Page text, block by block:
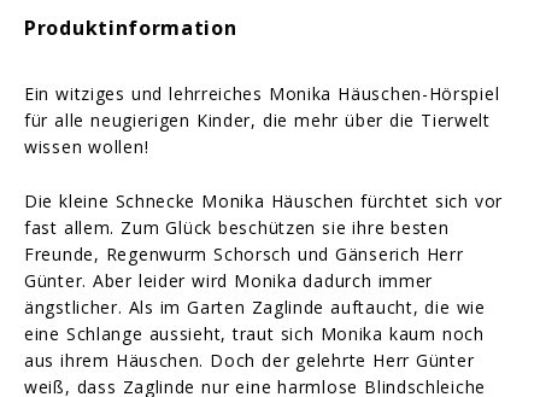
Produktinformation
Ein witziges und lehrreiches Monika Häuschen-Hörspiel
für alle neugierigen Kinder, die mehr über die Tierwelt
wissen wollen!
Die kleine Schnecke Monika Häuschen fürchtet sich vor
fast allem. Zum Glück beschützen sie ihre besten
Freunde, Regenwurm Schorsch und Gänserich Herr
Günter. Aber leider wird Monika dadurch immer
ängstlicher. Als im Garten Zaglinde auftaucht, die wie
eine Schlange aussieht, traut sich Monika kaum noch
aus ihrem Häuschen. Doch der gelehrte Herr Günter
weiß, dass Zaglinde nur eine harmlose Blindschleiche